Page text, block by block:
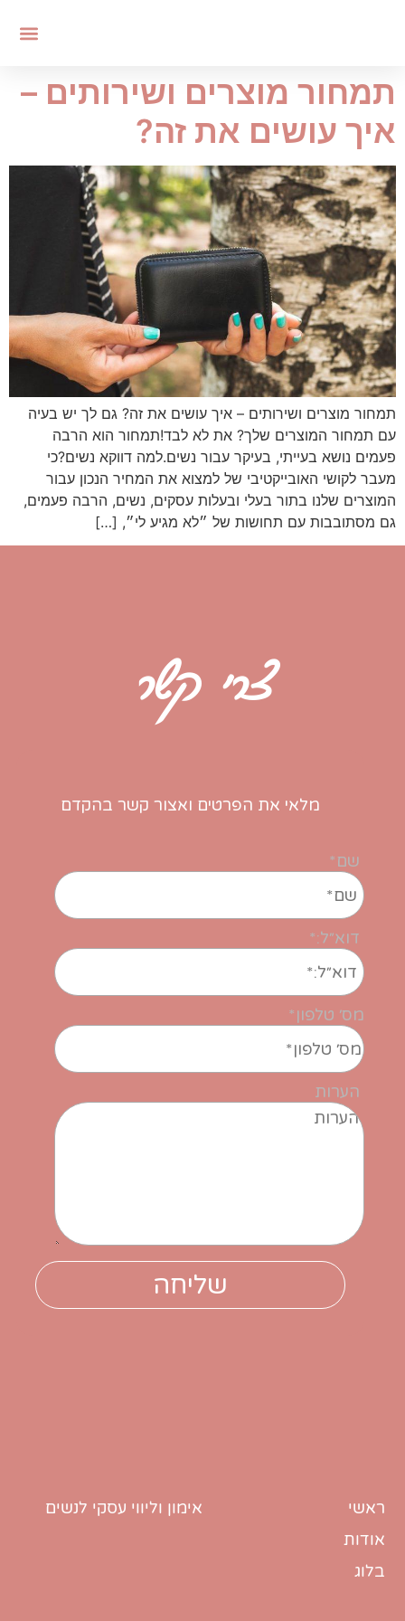
תמחור מוצרים ושירותים –
איך עושים את זה?
תמחור מוצרים ושירותים – איך עושים את זה? גם לך יש בעיה
עם תמחור המוצרים שלך? את לא לבד!תמחור הוא הרבה
פעמים נושא בעייתי, בעיקר עבור נשים.למה דווקא נשים?כי
מעבר לקושי האובייקטיבי של למצוא את המחיר הנכון עבור
המוצרים שלנו בתור בעלי ובעלות עסקים, נשים, הרבה פעמים,
גם מסתובבות עם תחושות של ״לא מגיע לי״, […]
צרי קשר
ראשי
אודות
בלוג
אימון וליווי עסקי לנשים